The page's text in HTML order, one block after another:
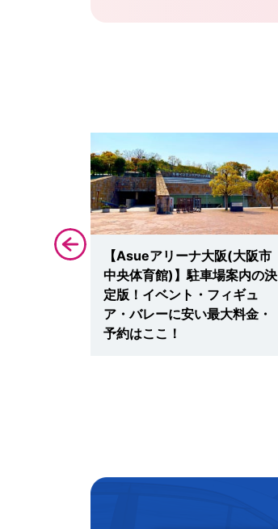
駐車場案
【Asueアリーナ大阪(大阪市
中央体育館)】駐車場案内の決
定版！イベント・フィギュ
ア・バレーに安い最大料金・
予約はここ！